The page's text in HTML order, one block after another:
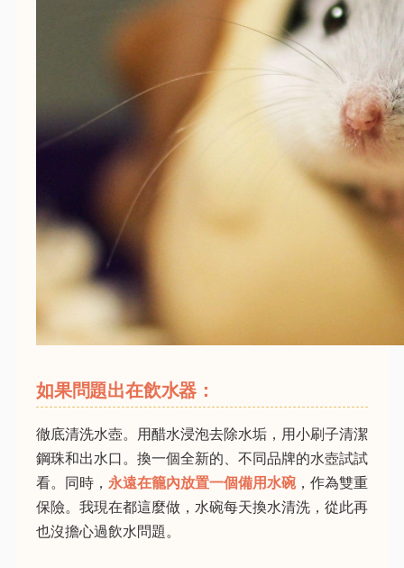
如果問題出在飲水器：
徹底清洗水壺。用醋水浸泡去除水垢，用小刷子清潔
鋼珠和出水口。換一個全新的、不同品牌的水壺試試
看。同時， 永遠在籠內放置一個備用水碗 ，作為雙重
保險。我現在都這麼做，水碗每天換水清洗，從此再
也沒擔心過飲水問題。